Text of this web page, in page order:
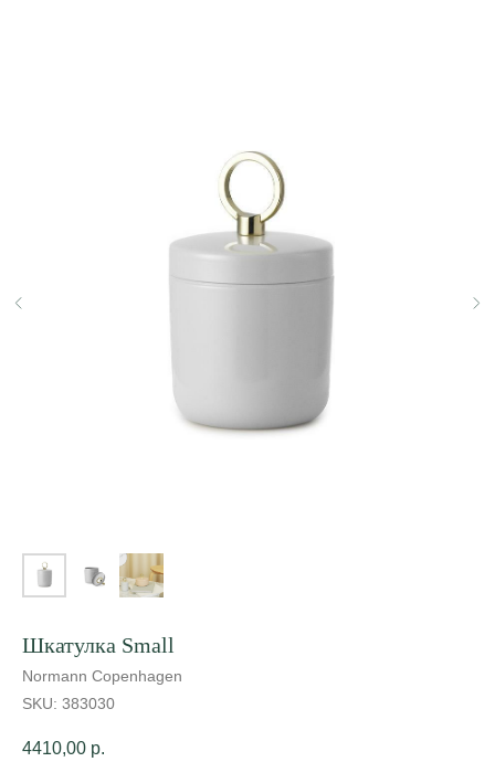
Шкатулка Small
Normann Copenhagen
SKU: 383030
4410,00 р.